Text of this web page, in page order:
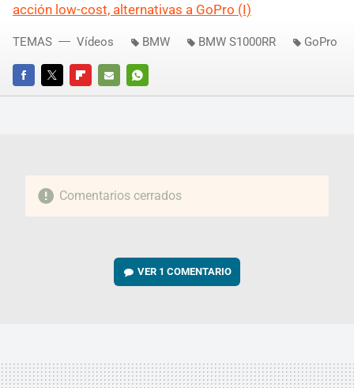
acción low-cost, alternativas a GoPro (I)
FACEBOOKTWITTERFLIPBOARD
E-
WHATSAPP
TEMAS Vídeos BMW BMW S1000RR GoPro
Comentarios cerrados
VER 1 COMENTARIO